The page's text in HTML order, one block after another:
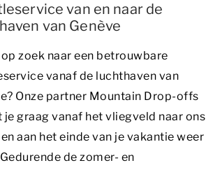
van en naar de
van Genève
op zoek naar een betrouwbare
vanaf de luchthaven van
Onze partner Mountain Drop-offs
je graag vanaf het vliegveld naar ons
aan het einde van je vakantie weer
de zomer- en